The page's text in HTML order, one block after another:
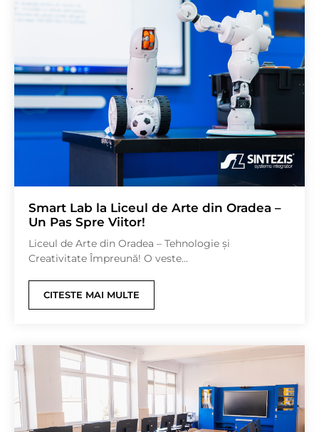
Smart Lab la Liceul de Arte din Oradea –
Un Pas Spre Viitor!
Liceul de Arte din Oradea – Tehnologie și
Creativitate Împreună! O veste...
CITESTE MAI MULTE